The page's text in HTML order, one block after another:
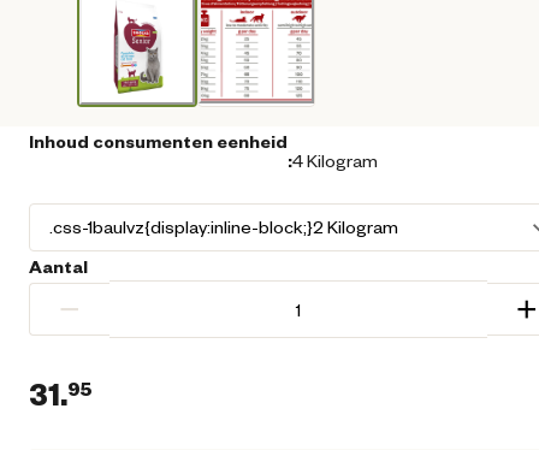
Inhoud consumenten eenheid
:4 Kilogram
Aantal
− +
31.95